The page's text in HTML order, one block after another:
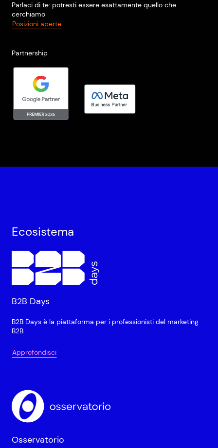
Parlaci di te: potresti essere esattamente quello che
cerchiamo
Posizioni aperte
Partnership
Ecosistema
B2B Days
B2B Days è la piattaforma per i professionisti del marketing
B2B.
Approfondisci
Osservatorio